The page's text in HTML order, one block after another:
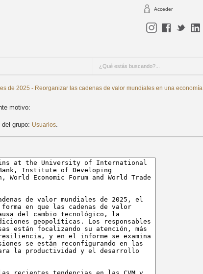
Acceder
de 2025 - Reorganizar las cadenas de valor mundiales en una economía
motivo:
grupo: Usuarios.